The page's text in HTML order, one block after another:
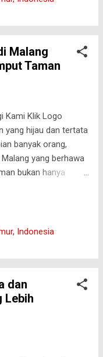
tersedia
malang 🔍 Kenapa
Karena rumput
Ia adalah
asri & elegan ✅
aman untuk anak &
tempat piknik,
ringan 🌱
Hidup Paling
taman minimalis.
Malang
Taman
Kami Klik Logo
yang hijau dan tertata
banyak orang,
yang berhawa
bukan hanya
Salah satu
adalah jenis
taman tampak
mudah dirawat
Jenis Rumput
Anda: Rumput
karena
Indonesia
dan
Lebih